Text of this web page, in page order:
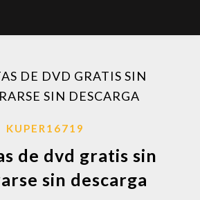
DE DVD GRATIS SIN
SIN DESCARGA
KUPER16719
de dvd gratis sin
sin descarga